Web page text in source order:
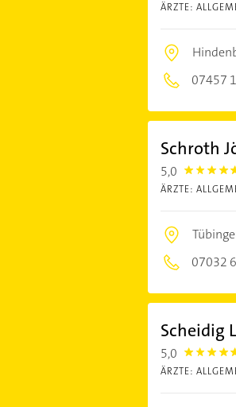
ÄRZTE:
07457
Schroth
5,0 5.0
ÄRZTE:
07032
Scheidig
5,0 5.0
ÄRZTE: